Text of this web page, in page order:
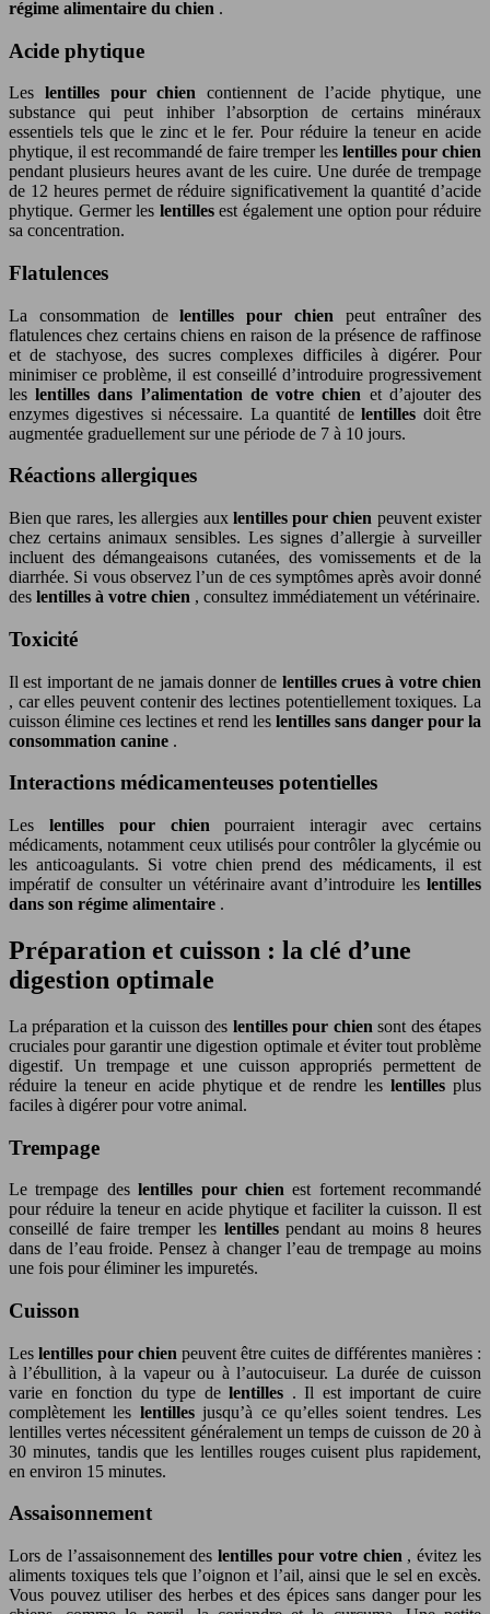
régime alimentaire du chien .
Acide phytique
Les lentilles pour chien contiennent de l’acide phytique, une
substance qui peut inhiber l’absorption de certains minéraux
essentiels tels que le zinc et le fer. Pour réduire la teneur en acide
phytique, il est recommandé de faire tremper les lentilles pour chien
pendant plusieurs heures avant de les cuire. Une durée de trempage
de 12 heures permet de réduire significativement la quantité d’acide
phytique. Germer les lentillesest également une option pour réduire
sa concentration.
Flatulences
La consommation delentilles pour chien peut entraîner des
flatulences chez certains chiens en raison de la présence de raffinose
et de stachyose, des sucres complexes difficiles à digérer. Pour
minimiser ce problème, il est conseillé d’introduire progressivement
leslentilles dans l’alimentation de votre chien et d’ajouter des
enzymes digestives si nécessaire. La quantité delentilles doit être
augmentée graduellement sur une période de 7 à 10 jours.
Réactions allergiques
Bien que rares, les allergies aux lentilles pour chien peuvent exister
chez certains animaux sensibles. Les signes d’allergie à surveiller
incluent des démangeaisons cutanées, des vomissements et de la
diarrhée. Si vous observez l’un de ces symptômes après avoir donné
des lentilles à votre chien , consultez immédiatement un vétérinaire.
Toxicité
Il est important de ne jamais donner de lentilles crues à votre chien
, car elles peuvent contenir des lectines potentiellement toxiques. La
cuisson élimine ces lectines et rend les lentilles sans danger pour la
consommation canine .
Interactions médicamenteuses potentielles
Les lentilles pour chienpourraient interagir avec certains
médicaments, notamment ceux utilisés pour contrôler la glycémie ou
les anticoagulants. Si votre chien prend des médicaments, il est
impératif de consulter un vétérinaire avant d’introduire les lentilles
dans son régime alimentaire .
Préparation et cuisson : la clé d’une
digestion optimale
La préparation et la cuisson des lentilles pour chiensont des étapes
cruciales pour garantir une digestion optimale et éviter tout problème
digestif. Un trempage et une cuisson appropriés permettent de
réduire la teneur en acide phytique et de rendre leslentillesplus
faciles à digérer pour votre animal.
Trempage
Le trempage deslentilles pour chienest fortement recommandé
pour réduire la teneur en acide phytique et faciliter la cuisson. Il est
conseillé de faire tremper les lentillespendant au moins 8 heures
dans de l’eau froide. Pensez à changer l’eau de trempage au moins
une fois pour éliminer les impuretés.
Cuisson
Les lentilles pour chien peuvent être cuites de différentes manières :
à l’ébullition, à la vapeur ou à l’autocuiseur. La durée de cuisson
varie en fonction du type de lentilles . Il est important de cuire
complètement les lentillesjusqu’à ce qu’elles soient tendres. Les
lentilles vertes nécessitent généralement un temps de cuisson de 20 à
30 minutes, tandis que les lentilles rouges cuisent plus rapidement,
en environ 15 minutes.
Assaisonnement
Lors de l’assaisonnement deslentilles pour votre chien , évitez les
aliments toxiques tels que l’oignon et l’ail, ainsi que le sel en excès.
Vous pouvez utiliser des herbes et des épices sans danger pour les